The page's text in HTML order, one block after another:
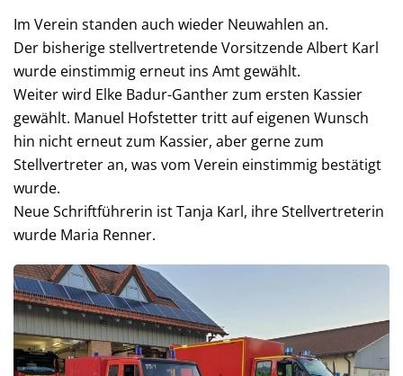
Im Verein standen auch wieder Neuwahlen an.
Der bisherige stellvertretende Vorsitzende Albert Karl
wurde einstimmig erneut ins Amt gewählt.
Weiter wird Elke Badur-Ganther zum ersten Kassier
gewählt. Manuel Hofstetter tritt auf eigenen Wunsch
hin nicht erneut zum Kassier, aber gerne zum
Stellvertreter an, was vom Verein einstimmig bestätigt
wurde.
Neue Schriftführerin ist Tanja Karl, ihre Stellvertreterin
wurde Maria Renner.